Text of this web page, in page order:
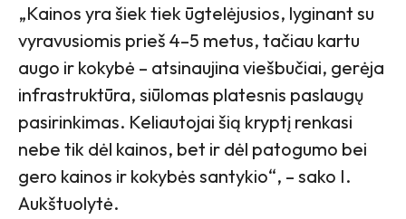
„Kainos yra šiek tiek ūgtelėjusios, lyginant su
vyravusiomis prieš 4–5 metus, tačiau kartu
augo ir kokybė – atsinaujina viešbučiai, gerėja
infrastruktūra, siūlomas platesnis paslaugų
pasirinkimas. Keliautojai šią kryptį renkasi
nebe tik dėl kainos, bet ir dėl patogumo bei
gero kainos ir kokybės santykio“, – sako I.
Aukštuolytė.